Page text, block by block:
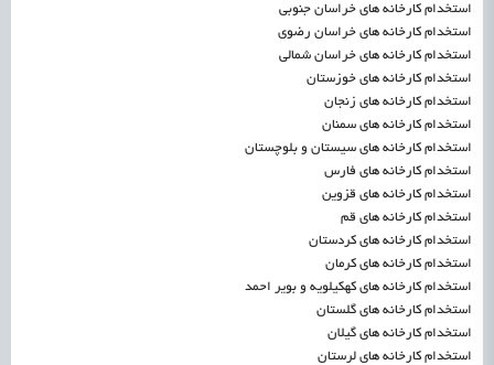
استخدام کارخانه های خراسان جنوبی
استخدام کارخانه های خراسان رضوی
استخدام کارخانه های خراسان شمالی
استخدام کارخانه های خوزستان
استخدام کارخانه های زنجان
استخدام کارخانه های سمنان
استخدام کارخانه های سیستان و بلوچستان
استخدام کارخانه های فارس
استخدام کارخانه های قزوین
استخدام کارخانه های قم
استخدام کارخانه های کردستان
استخدام کارخانه های کرمان
استخدام کارخانه های کهکیلویه و بویر احمد
استخدام کارخانه های گلستان
استخدام کارخانه های گیلان
استخدام کارخانه های لرستان